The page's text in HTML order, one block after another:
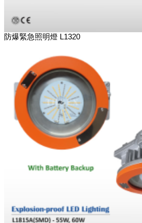
防爆緊急照明燈 L1320